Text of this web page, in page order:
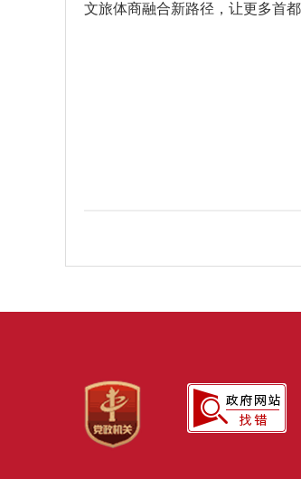
文旅体商融合新路径，让更多首